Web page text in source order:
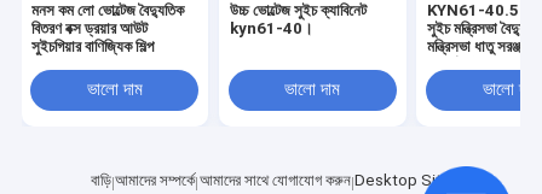
মনস কম লো ভোল্টেজ বৈদ্যুতিক
বিতরণ বক্স ড্রয়ার আউট
সুইচগিয়ার বাণিজ্যিক শিল্প
ভালো দাম
উচ্চ ভোল্টেজ সুইচ ক্যাবিনেট
kyn61-40।
ভালো দাম
KYN61-40.5
সুইচ মন্ত্রিসভা
মন্ত্রিসভা ধাতু সরঞ্জাম
ভালো দাম
বাড়ি আমাদের সম্পর্কে আমাদের সাথে যোগাযোগ করুন Desktop Site